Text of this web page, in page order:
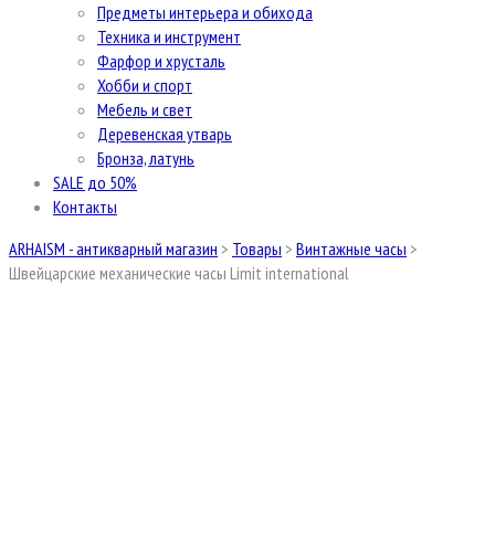
Предметы интерьера и обихода
Техника и инструмент
Фарфор и хрусталь
Хобби и спорт
Мебель и свет
Деревенская утварь
Бронза, латунь
SALE до 50%
Контакты
ARHAISM - антикварный магазин > Товары > Винтажные часы >
Швейцарские механические часы Limit international